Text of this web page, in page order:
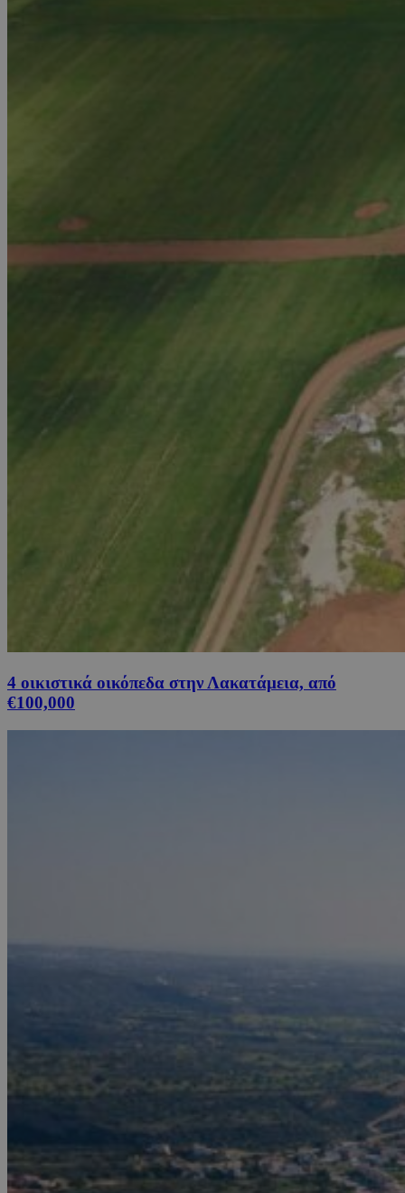
4 οικιστικά οικόπεδα στην Λακατάμεια, από
€100,000